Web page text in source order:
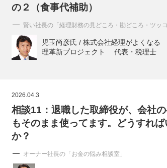
の２（食事代補助）
賢い社長の「経理財務の見どころ・勘どころ・ツッコ
児玉尚彦氏 / 株式会社経理がよくなる
理革新プロジェクト 代表・税理士
2026.04.3
相談11：退職した取締役が、会社
もそのまま使ってます。どうすれば
か？
オーナー社長の「お金の悩み相談室」